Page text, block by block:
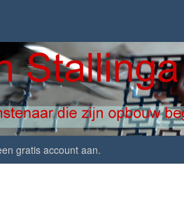
gratis account aan.